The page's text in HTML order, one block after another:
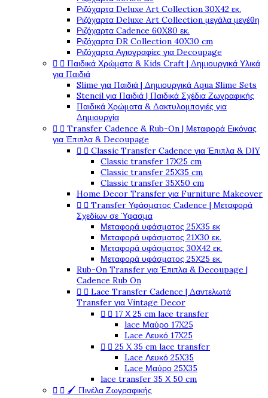
Ριζόχαρτα Deluxe Art Collection 30X42 εκ.
Ριζόχαρτα Deluxe Art Collection μεγάλα μεγέθη
Ριζόχαρτα Cadence 60X80 εκ.
Ριζόχαρτα DR Collection 40X30 cm
Ριζόχαρτα Αγιογραφίες για Decoupage
  Παιδικά Χρώματα & Kids Craft | Δημιουργικά Υλικά
για Παιδιά
Slime για Παιδιά | Δημιουργικά Aqua Slime Sets
Stencil για Παιδιά | Παιδικά Σχέδια Ζωγραφικής
Παιδικά Χρώματα & Δακτυλομπογιές για
Δημιουργία
  Transfer Cadence & Rub-On | Μεταφορά Εικόνας
για Έπιπλα & Decoupage
  Classic Transfer Cadence για Έπιπλα & DIY
Classic transfer 17Χ25 cm
Classic transfer 25Χ35 cm
Classic transfer 35Χ50 cm
Home Decor Transfer για Furniture Makeover
  Transfer Υφάσματος Cadence | Μεταφορά
Σχεδίων σε Ύφασμα
Μεταφορά υφάσματος 25Χ35 εκ
Μεταφορά υφάσματος 21Χ30 εκ.
Μεταφορά υφάσματος 30Χ42 εκ.
Μεταφορά υφάσματος 25Χ25 εκ.
Rub-On Transfer για Έπιπλα & Decoupage |
Cadence Rub On
  Lace Transfer Cadence | Δαντελωτά
Transfer για Vintage Decor
  17 Χ 25 cm lace transfer
lace Μαύρο 17X25
Lace Λευκό 17X25
  25 X 35 cm lace transfer
Lace Λευκό 25X35
Lace Μαύρο 25X35
lace transfer 35 Χ 50 cm
  🖌️ Πινέλα Ζωγραφικής